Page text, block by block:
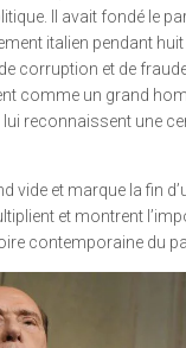
Il avait fondé le
italien pendant
corruption et de
comme un grand
reconnaissent une
vide et marque la fin
et montrent
contemporaine du